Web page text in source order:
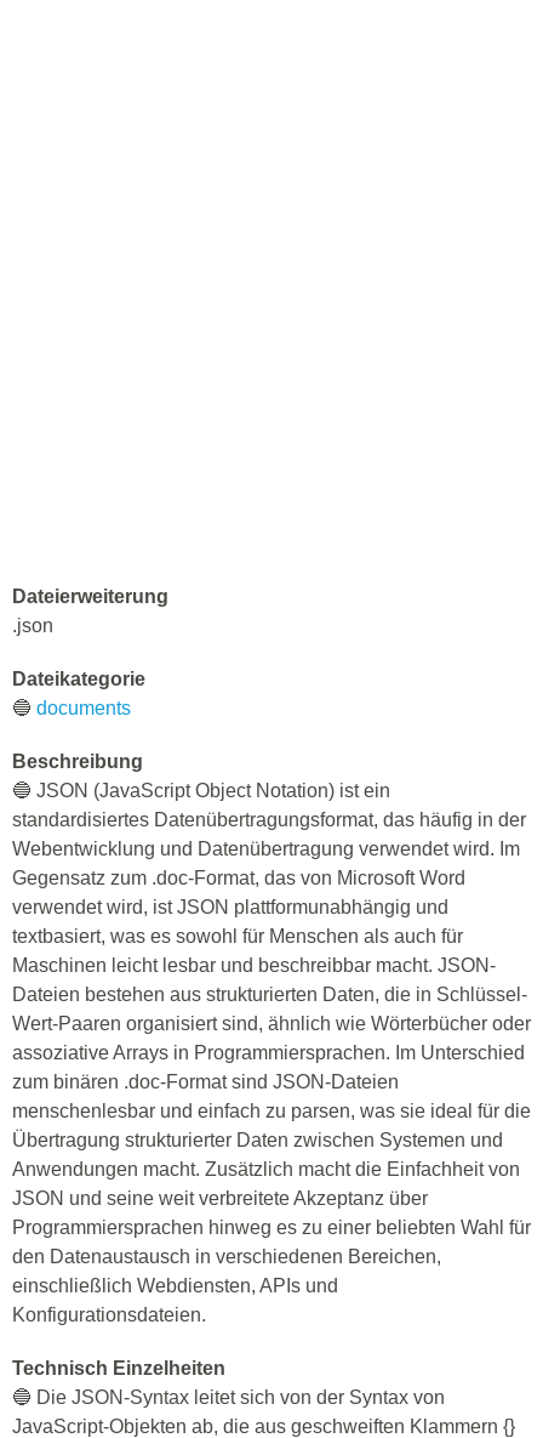
Dateierweiterung
.json
Dateikategorie
🔵 documents
Beschreibung
🔵 JSON (JavaScript Object Notation) ist ein
standardisiertes Datenübertragungsformat, das häufig in der
Webentwicklung und Datenübertragung verwendet wird. Im
Gegensatz zum .doc-Format, das von Microsoft Word
verwendet wird, ist JSON plattformunabhängig und
textbasiert, was es sowohl für Menschen als auch für
Maschinen leicht lesbar und beschreibbar macht. JSON-
Dateien bestehen aus strukturierten Daten, die in Schlüssel-
Wert-Paaren organisiert sind, ähnlich wie Wörterbücher oder
assoziative Arrays in Programmiersprachen. Im Unterschied
zum binären .doc-Format sind JSON-Dateien
menschenlesbar und einfach zu parsen, was sie ideal für die
Übertragung strukturierter Daten zwischen Systemen und
Anwendungen macht. Zusätzlich macht die Einfachheit von
JSON und seine weit verbreitete Akzeptanz über
Programmiersprachen hinweg es zu einer beliebten Wahl für
den Datenaustausch in verschiedenen Bereichen,
einschließlich Webdiensten, APIs und
Konfigurationsdateien.
Technisch Einzelheiten
🔵 Die JSON-Syntax leitet sich von der Syntax von
JavaScript-Objekten ab, die aus geschweiften Klammern {}